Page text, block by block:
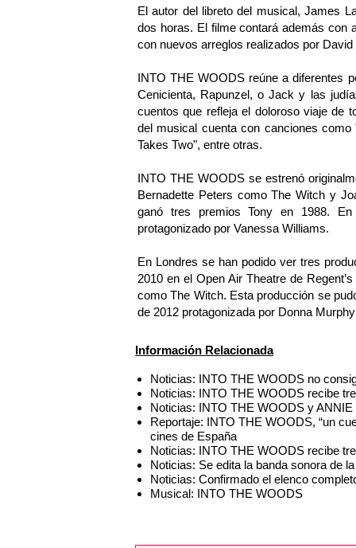
El autor del libreto del musical, James
dos horas. El filme contará además con
con nuevos arreglos realizados por
INTO THE WOODS reúne a diferentes
Cenicienta, Rapunzel, o Jack y las
cuentos que refleja el doloroso viaje de
del musical cuenta con canciones
Takes Two", entre otras.
INTO THE WOODS se estrenó
Bernadette Peters como The Witch y
ganó tres premios Tony en 1988.
protagonizado por Vanessa Williams.
En Londres se han podido ver tres
2010 en el Open Air Theatre de
como The Witch. Esta producción se
de 2012 protagonizada por Donna
Información Relacionada
Noticias: INTO THE WOODS no
Noticias: INTO THE WOODS recibe
Noticias: INTO THE WOODS y
Reportaje: INTO THE WOODS, “un
cines de España
Noticias: INTO THE WOODS recibe
Noticias: Se edita la banda sonora de
Noticias: Confirmado el elenco
Musical: INTO THE WOODS